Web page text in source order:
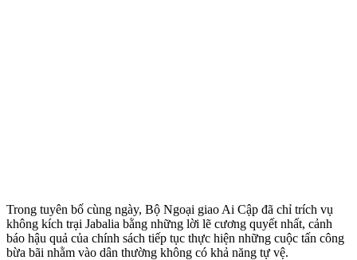
Trong tuyên bố cùng ngày, Bộ Ngoại giao Ai Cập đã chỉ trích vụ
không kích trại Jabalia bằng những lời lẽ cương quyết nhất, cảnh
báo hậu quả của chính sách tiếp tục thực hiện những cuộc tấn công
bừa bãi nhằm vào dân thường không có khả năng tự vệ.